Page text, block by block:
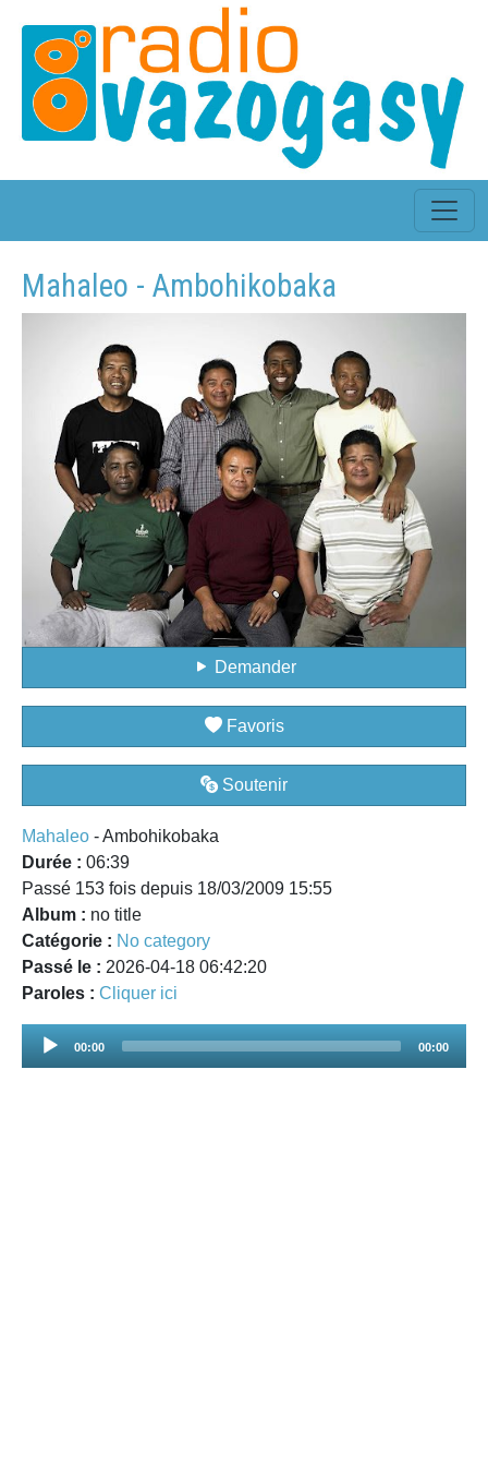
Mahaleo - Ambohikobaka
Demander
Favoris
Soutenir
Mahaleo - Ambohikobaka
Durée : 06:39
Passé 153 fois depuis 18/03/2009 15:55
Album : no title
Catégorie : No category
Passé le : 2026-04-18 06:42:20
Paroles : Cliquer ici
Audio
00:00 00:00